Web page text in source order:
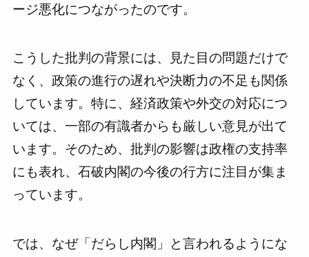
ージ悪化につながったのです。
こうした批判の背景には、見た目の問題だけで
なく、政策の進行の遅れや決断力の不足も関係
しています。特に、経済政策や外交の対応につ
いては、一部の有識者からも厳しい意見が出て
います。そのため、批判の影響は政権の支持率
にも表れ、石破内閣の今後の行方に注目が集ま
っています。
では、なぜ「だらし内閣」と言われるようにな